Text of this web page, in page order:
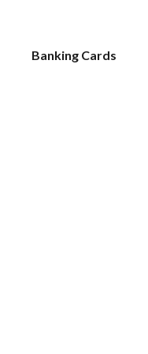
Banking Cards